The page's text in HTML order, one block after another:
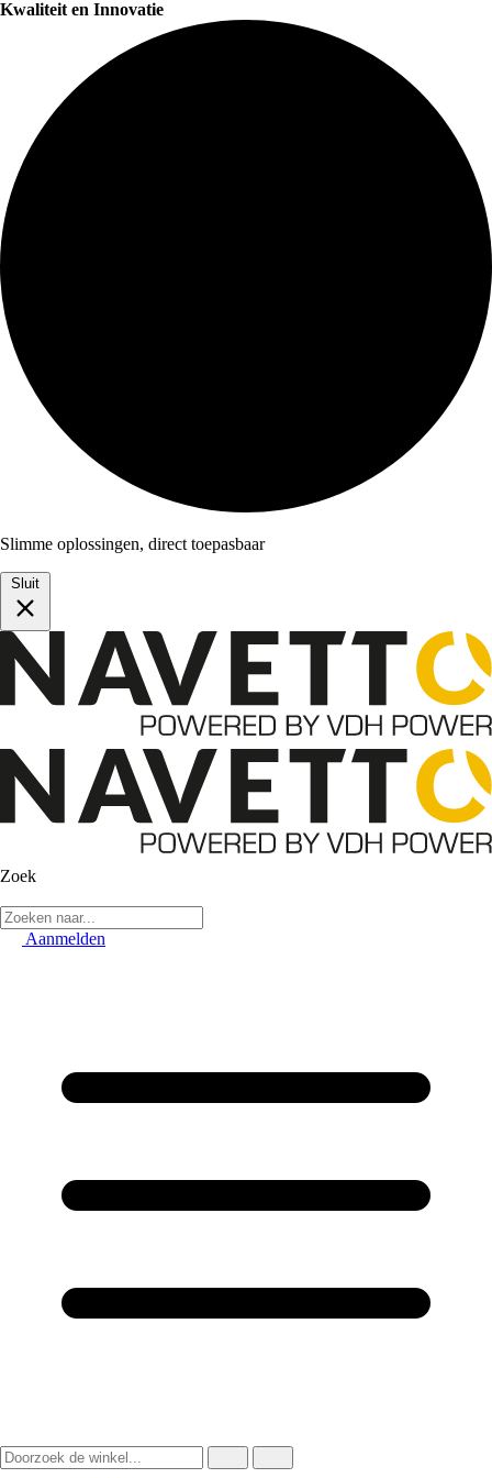
Kwaliteit en Innovatie
Slimme oplossingen, direct toepasbaar
Sluit
Zoek
Aanmelden